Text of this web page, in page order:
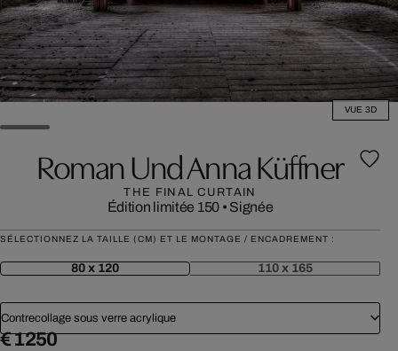
VUE 3D
Roman Und Anna Küffner
THE FINAL CURTAIN
Édition limitée 150 • Signée
SÉLECTIONNEZ LA TAILLE (CM) ET LE MONTAGE / ENCADREMENT :
80 x 120 110 x 165
Contrecollage sous verre acrylique
€ 1 250